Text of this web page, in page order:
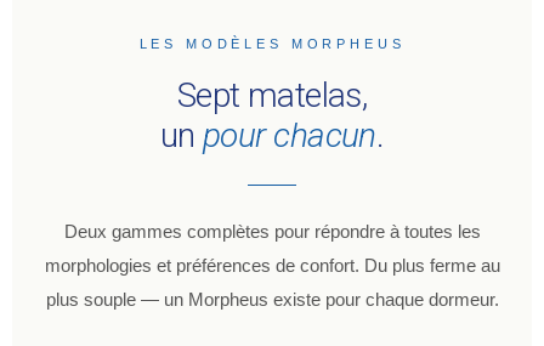
LES MODÈLES MORPHEUS
Sept matelas,
un pour chacun.
Deux gammes complètes pour répondre à toutes les
morphologies et préférences de confort. Du plus ferme au
plus souple — un Morpheus existe pour chaque dormeur.